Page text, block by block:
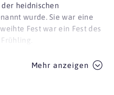
heidnischen
wurde. Sie war eine
Fest war ein Fest des
Mehr anzeigen